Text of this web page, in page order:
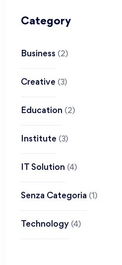
Category
Business (2)
Creative (3)
Education (2)
Institute (3)
IT Solution (4)
Senza Categoria (1)
Technology (4)